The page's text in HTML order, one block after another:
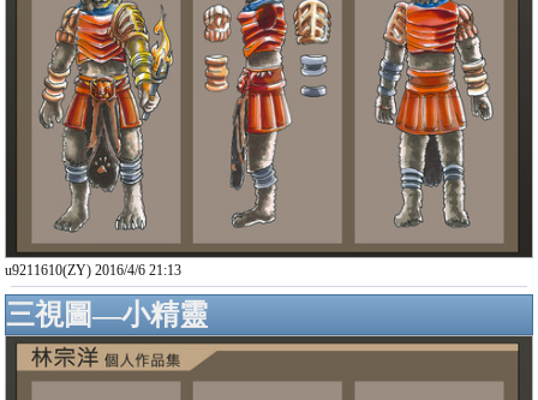
u9211610(ZY) 2016/4/6 21:13
三視圖—小精靈